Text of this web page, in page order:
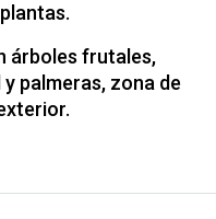
árboles frutales,
palmeras, zona de